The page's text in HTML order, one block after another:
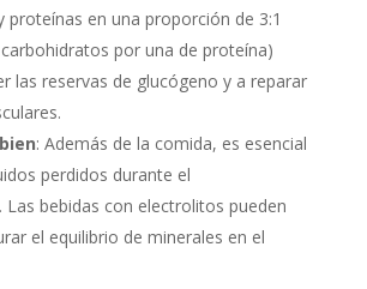
proteínas en una proporción de 3:1
por una de proteína)
las reservas de glucógeno y a reparar
: Además de la comida, es esencial
perdidos durante el
bebidas con electrolitos pueden
el equilibrio de minerales en el